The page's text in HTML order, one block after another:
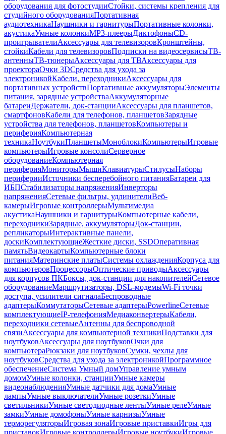
оборудования для фотостудииСтойки, системы крепления для
студийного оборудованияПортативная
аудиотехникаНаушники и гарнитурыПортативные колонки,
акустикаУмные колонкиMP3-плеерыДиктофоныCD-
проигрывателиАксессуары для телевизоровКронштейны,
стойкиКабели для телевизоровПодписки на видеосервисыТВ-
антенныТВ-тюнерыАксессуары для ТВАксессуары для
проектораОчки 3DСредства для ухода за
электроникойКабели, переходникиАксессуары для
портативных устройствПортативные аккумуляторыЭлементы
питания, зарядные устройстваАккумуляторные
батареиДержатели, док-станцииАксессуары для планшетов,
смартфоновКабели для телефонов, планшетовЗарядные
устройства для телефонов, планшетовКомпьютеры и
периферияКомпьютерная
техникаНоутбукиПланшетыМоноблокиКомпьютерыИгровые
компьютерыИгровые консолиСерверное
оборудованиеКомпьютерная
периферияМониторыМышиКлавиатурыСтилусыНаборы
периферииИсточники бесперебойного питанияБатареи для
ИБПСтабилизаторы напряженияИнверторы
напряженияСетевые фильтры, удлинителиВеб-
камерыИгровые контроллерыМультимедиа
акустикаНаушники и гарнитурыКомпьютерные кабели,
переходникиЗарядные, аккумуляторыДок-станции,
репликаторыИнтерактивные панели,
доскиКомплектующиеЖесткие диски, SSDОперативная
памятьВидеокартыКомпьютерные блоки
питанияМатеринские платыСистемы охлажденияКорпуса для
компьютеровПроцессорыОптические приводыАксессуары
для корпусов ПКБоксы, док-станции для накопителейСетевое
оборудованиеМаршрутизаторы, DSL-модемыWi-Fi точки
доступа, усилители сигналаБеспроводные
адаптерыКоммутаторыСетевые адаптерыPowerlineСетевые
комплектующиеIP-телефонияМедиаконвертерыКабели,
переходники сетевыеАнтенны для беспроводной
связиАксессуары для компьютерной техникиПодставки для
ноутбуковАксессуары для ноутбуковОчки для
компьютераРюкзаки для ноутбуковСумки, чехлы для
ноутбуковСредства для ухода за электроникойПрограммное
обеспечениеСистема Умный домУправление умным
домомУмные колонки, станцииУмные камеры
видеонаблюденияУмные датчики для домаУмные
лампыУмные выключателиУмные розеткиУмные
светильникиУмные светодиодные лентыУмные релеУмные
замкиУмные домофоныУмные карнизыУмные
терморегуляторыИгровая зонаИгровые приставкиИгры для
приставокИгровые контроллерыИгровые ноутбукиИгровые